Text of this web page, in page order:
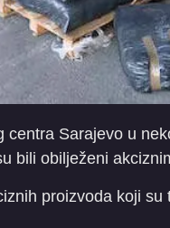
centra Sarajevo u
bili obilježeni
proizvoda koji su